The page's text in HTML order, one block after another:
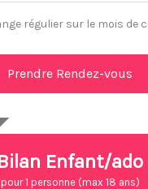
régulier sur le mois de
Prendre Rendez-vous
Enfant/ado
pour 1 personne (max 18 ans)